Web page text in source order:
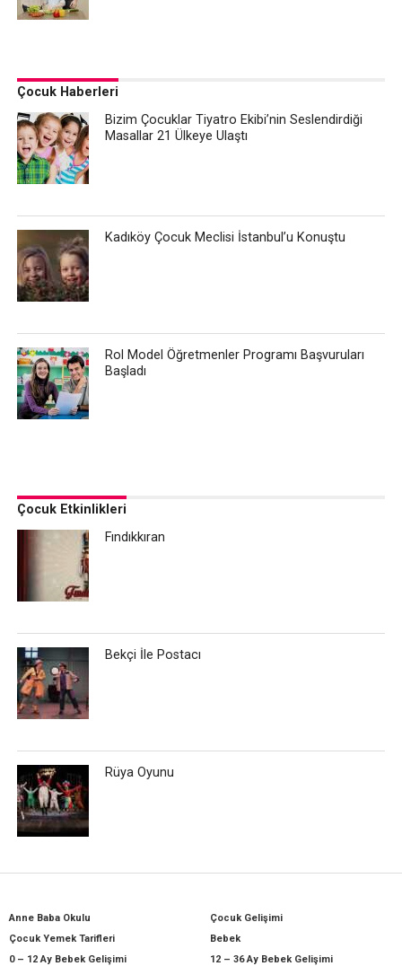
Çocuk Haberleri
Bizim Çocuklar Tiyatro Ekibi’nin Seslendirdiği
Masallar 21 Ülkeye Ulaştı
Kadıköy Çocuk Meclisi İstanbul’u Konuştu
Rol Model Öğretmenler Programı Başvuruları
Başladı
Çocuk Etkinlikleri
Fındıkkıran
Bekçi İle Postacı
Rüya Oyunu
Anne Baba Okulu
Çocuk Gelişimi
Çocuk Yemek Tarifleri
Bebek
0 – 12 Ay Bebek Gelişimi
12 – 36 Ay Bebek Gelişimi